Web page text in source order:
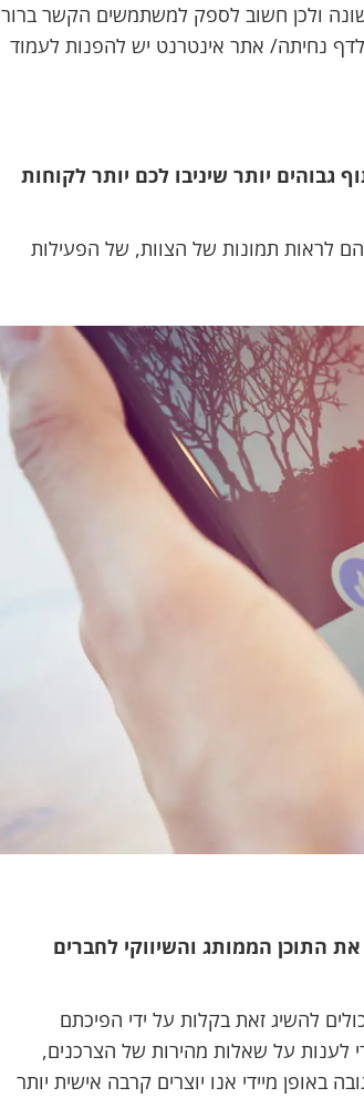
ולכן חשוב לספק למשתמשים הקשר ברור
נחיתה/ אתר אינטרנט יש להפנות לעמוד
גבוהים יותר שיניבו לכם יותר לקוחות
לראות תמונות של הצוות, של הפעילות
התוכן הממותג והשיווקי לחברים
להשיג זאת בקלות על ידי הפיכתם
לענות על שאלות מהירות של הצרכנים,
באופן מיידי אנו יוצרים קרבה אישית יותר